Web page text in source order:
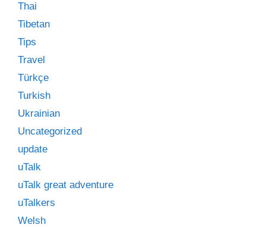
Thai
Tibetan
Tips
Travel
Türkçe
Turkish
Ukrainian
Uncategorized
update
uTalk
uTalk great adventure
uTalkers
Welsh